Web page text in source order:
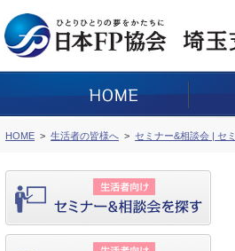
HOME 生活者の皆様へ セミナー&相談会 | セ